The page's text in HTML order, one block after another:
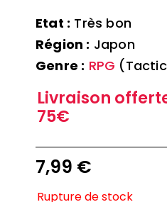
Etat : Très bon
Région : Japon
Genre : RPG
Livraison
75€
7,99 €
Rupture de stock